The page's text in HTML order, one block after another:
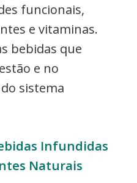
funcionais,
e vitaminas.
bebidas que
e no
sistema
Infundidas
Naturais